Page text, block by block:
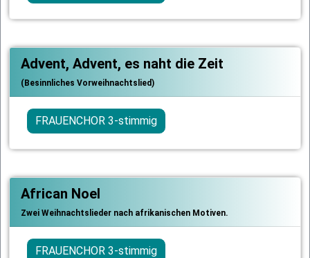
Advent, Advent, es naht die Zeit
(Besinnliches Vorweihnachtslied)
FRAUENCHOR 3-stimmig
African Noel
Zwei Weihnachtslieder nach afrikanischen Motiven.
FRAUENCHOR 3-stimmig